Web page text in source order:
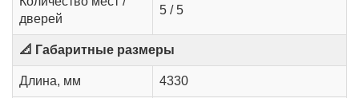
дверей
5 / 5
📐 Габаритные размеры
Длина, мм 4330